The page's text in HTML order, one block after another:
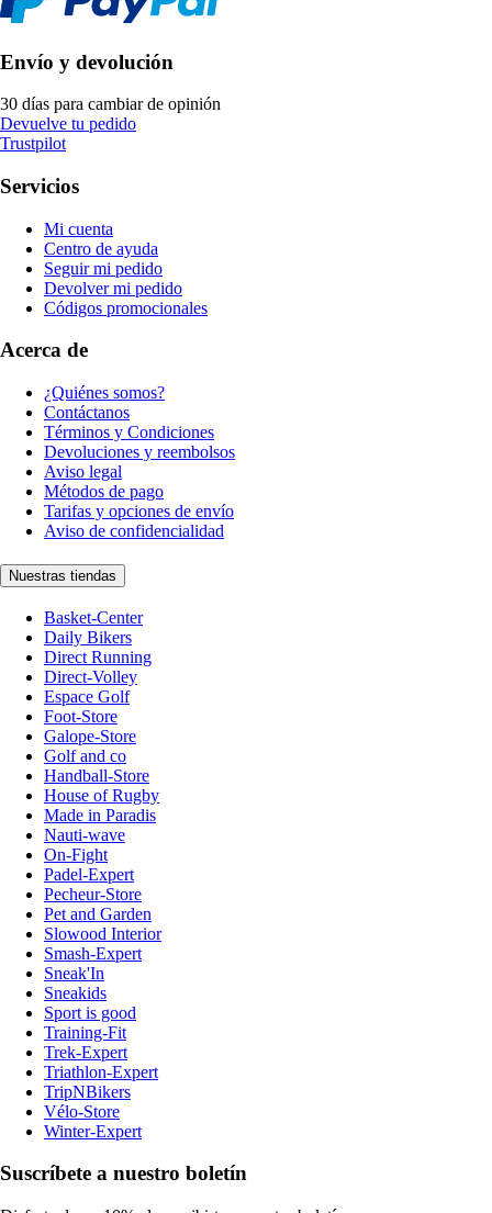
Envío y devolución
30 días para cambiar de opinión
Devuelve tu pedido
Trustpilot
Servicios
Mi cuenta
Centro de ayuda
Seguir mi pedido
Devolver mi pedido
Códigos promocionales
Acerca de
¿Quiénes somos?
Contáctanos
Términos y Condiciones
Devoluciones y reembolsos
Aviso legal
Métodos de pago
Tarifas y opciones de envío
Aviso de confidencialidad
Nuestras tiendas
Basket-Center
Daily Bikers
Direct Running
Direct-Volley
Espace Golf
Foot-Store
Galope-Store
Golf and co
Handball-Store
House of Rugby
Made in Paradis
Nauti-wave
On-Fight
Padel-Expert
Pecheur-Store
Pet and Garden
Slowood Interior
Smash-Expert
Sneak'In
Sneakids
Sport is good
Training-Fit
Trek-Expert
Triathlon-Expert
TripNBikers
Vélo-Store
Winter-Expert
Suscríbete a nuestro boletín